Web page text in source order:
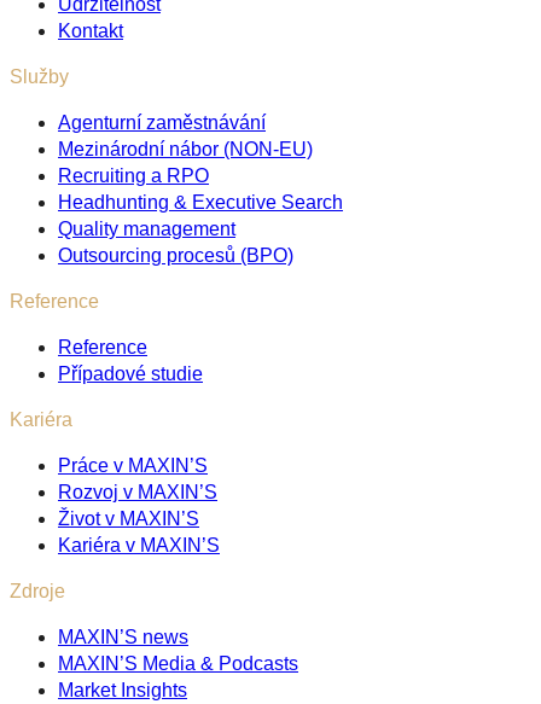
Udržitelnost
Kontakt
Služby
Agenturní zaměstnávání
Mezinárodní nábor (NON-EU)
Recruiting a RPO
Headhunting & Executive Search
Quality management
Outsourcing procesů (BPO)
Reference
Reference
Případové studie
Kariéra
Práce v MAXIN’S
Rozvoj v MAXIN’S
Život v MAXIN’S
Kariéra v MAXIN’S
Zdroje
MAXIN’S news
MAXIN’S Media & Podcasts
Market Insights